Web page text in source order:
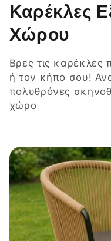
Σ
υ
λ
λ
ο
ή
:
Καρέκλες
Χώρου
Βρες τις καρέκλες
ή τον κήπο σου!
πολυθρόνες
χώρο